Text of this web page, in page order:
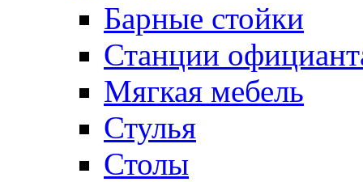
Барные стойки
Станции
Мягкая мебель
Стулья
Столы